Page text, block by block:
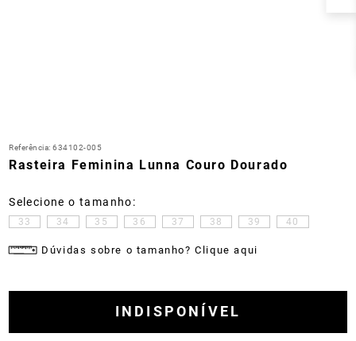
Referência:634102-005
Rasteira Feminina Lunna Couro Dourado
33 34 35 36 37 38 39 40
Dúvidas sobre o tamanho? Clique aqui
INDISPONÍVEL